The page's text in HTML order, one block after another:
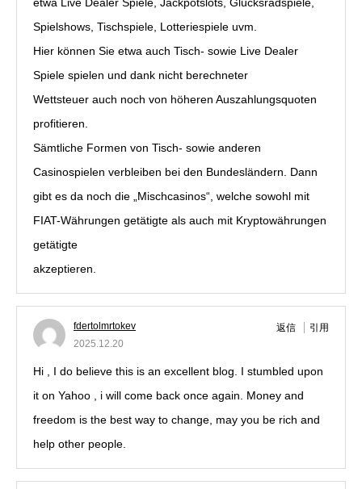
Spielshows, Tischspiele, Lotteriespiele uvm.
Hier können Sie etwa auch Tisch- sowie Live Dealer
Spiele spielen und dank nicht berechneter
Wettsteuer auch noch von höheren Auszahlungsquoten
profitieren.
Sämtliche Formen von Tisch- sowie anderen
Casinospielen verbleiben bei den Bundesländern. Dann
gibt es da noch die „Mischcasinos“, welche sowohl mit
FIAT-Währungen getätigte als auch mit Kryptowährungen
getätigte
akzeptieren.
fdertolmrtokev
2025.12.20
返信 引用
Hi , I do believe this is an excellent blog. I stumbled upon
it on Yahoo , i will come back once again. Money and
freedom is the best way to change, may you be rich and
help other people.